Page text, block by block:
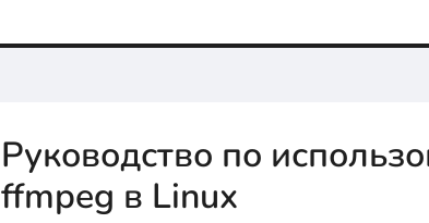
Руководство по
ffmpeg в Linux